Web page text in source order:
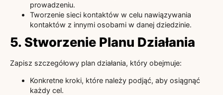
prowadzeniu.
Tworzenie sieci kontaktów w celu nawiązywania
kontaktów z innymi osobami w danej dziedzinie.
5. Stworzenie Planu Działania
Zapisz szczegółowy plan działania, który obejmuje:
Konkretne kroki, które należy podjąć, aby osiągnąć
każdy cel.